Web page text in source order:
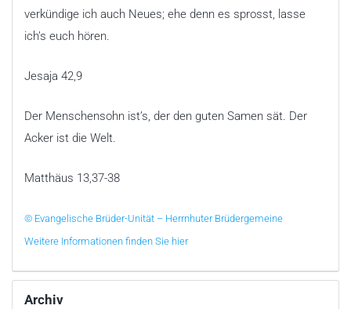
verkündige ich auch Neues; ehe denn es sprosst, lasse
ich’s euch hören.
Jesaja 42,9
Der Menschensohn ist’s, der den guten Samen sät. Der
Acker ist die Welt.
Matthäus 13,37-38
© Evangelische Brüder-Unität – Herrnhuter Brüdergemeine
Weitere Informationen finden Sie hier
Archiv